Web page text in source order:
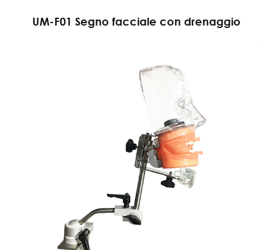
UM-F01 Segno facciale con drenaggio